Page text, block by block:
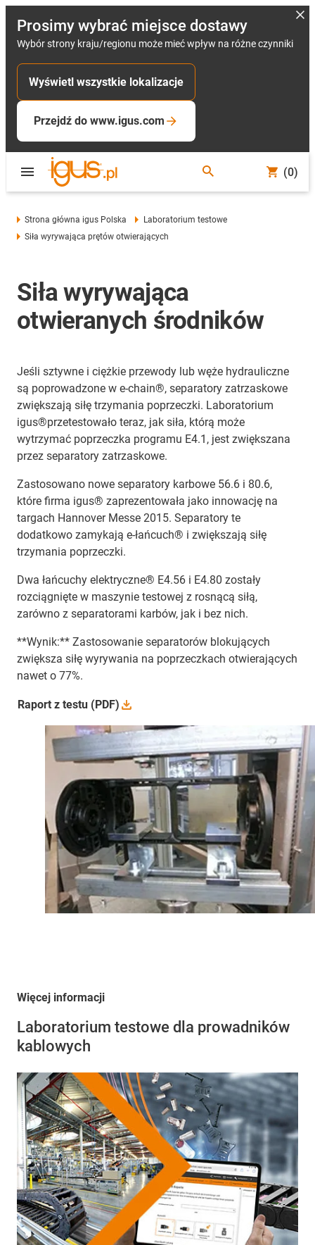
Prosimy wybrać miejsce dostawy
Wybór strony kraju/regionu może mieć wpływ na różne czynniki
Wyświetl wszystkie lokalizacje
Przejdź do www.igus.com
(0)
Strona główna igus Polska
Laboratorium testowe
Siła wyrywająca prętów otwierających
Siła wyrywająca
otwieranych środników
Jeśli sztywne i ciężkie przewody lub węże hydrauliczne
są poprowadzone w e-chain®, separatory zatrzaskowe
zwiększają siłę trzymania poprzeczki. Laboratorium
igus®przetestowało teraz, jak siła, którą może
wytrzymać poprzeczka programu E4.1, jest zwiększana
przez separatory zatrzaskowe.
Zastosowano nowe separatory karbowe 56.6 i 80.6,
które firma igus® zaprezentowała jako innowację na
targach Hannover Messe 2015. Separatory te
dodatkowo zamykają e-łańcuch® i zwiększają siłę
trzymania poprzeczki.
Dwa łańcuchy elektryczne® E4.56 i E4.80 zostały
rozciągnięte w maszynie testowej z rosnącą siłą,
zarówno z separatorami karbów, jak i bez nich.
**Wynik:** Zastosowanie separatorów blokujących
zwiększa siłę wyrywania na poprzeczkach otwierających
nawet o 77%.
Raport z testu (PDF)
Więcej informacji
Laboratorium testowe dla prowadników
kablowych